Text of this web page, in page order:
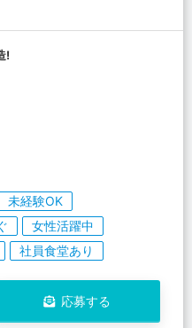
!
未経験OK
女性活躍中
社員食堂あり
応募する